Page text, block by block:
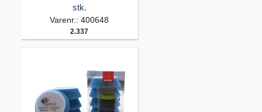
stk.
Varenr.: 400648
2.337